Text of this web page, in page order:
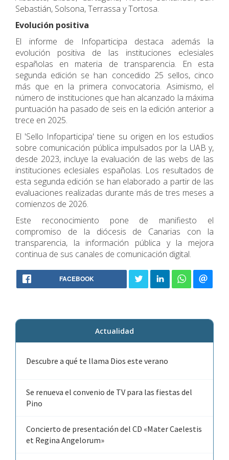
Sebastián, Solsona, Terrassa y Tortosa.
Evolución positiva
El informe de Infoparticipa destaca además la
evolución positiva de las instituciones eclesiales
españolas en materia de transparencia. En esta
segunda edición se han concedido 25 sellos, cinco
más que en la primera convocatoria. Asimismo, el
número de instituciones que han alcanzado la máxima
puntuación ha pasado de seis en la edición anterior a
trece en 2025.
El 'Sello Infoparticipa' tiene su origen en los estudios
sobre comunicación pública impulsados por la UAB y,
desde 2023, incluye la evaluación de las webs de las
instituciones eclesiales españolas. Los resultados de
esta segunda edición se han elaborado a partir de las
evaluaciones realizadas durante más de tres meses a
comienzos de 2026.
Este reconocimiento pone de manifiesto el
compromiso de la diócesis de Canarias con la
transparencia, la información pública y la mejora
continua de sus canales de comunicación digital.
FACEBOOK
Actualidad
Descubre a qué te llama Dios este verano
Se renueva el convenio de TV para las fiestas del
Pino
Concierto de presentación del CD «Mater Caelestis
et Regina Angelorum»